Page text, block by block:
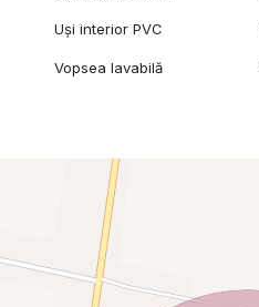
Uși interior PVC
Vopsea lavabilă